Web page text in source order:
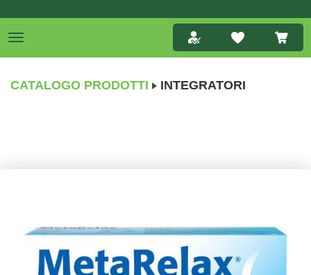
CATALOGO PRODOTTI INTEGRATORI